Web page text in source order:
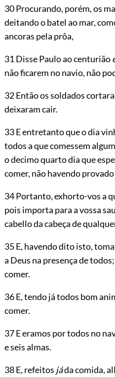
30 Procurando, porém, os
deitando o batel ao mar,
ancoras pela prôa,
31 Disse Paulo ao centurião
não ficarem no navio, não
32 Então os soldados
deixaram cair.
33 E entretanto que o dia
todos a que comessem
o decimo quarto dia que
comer, não havendo provado
34 Portanto, exhorto-vos a
pois importa para a vossa
cabello da cabeça de
35 E, havendo dito isto,
a Deus na presença de
comer.
36 E, tendo já todos bom
comer.
37 E eramos por todos no
e seis almas.
38 E, refeitos jáda comida,